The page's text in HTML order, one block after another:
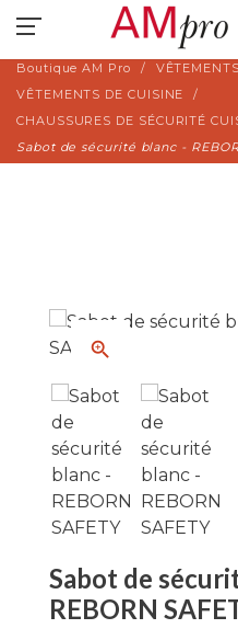
Boutique AM Pro
VÊTEMENTS DE CUISINE
CHAUSSURES DE SÉCURITÉ
Sabot de sécurité blanc -
zoom_in
Sabot de
REBORN